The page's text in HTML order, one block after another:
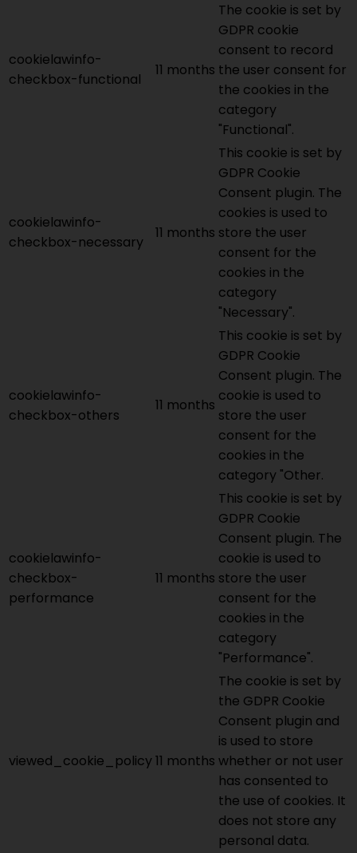
cookielawinfo-
checkbox-functional
11 months
The cookie is set by
GDPR cookie
consent to record
the user consent for
the cookies in the
category
"Functional".
cookielawinfo-
checkbox-necessary
11 months
This cookie is set by
GDPR Cookie
Consent plugin. The
cookies is used to
store the user
consent for the
cookies in the
category
"Necessary".
cookielawinfo-
checkbox-others
11 months
This cookie is set by
GDPR Cookie
Consent plugin. The
cookie is used to
store the user
consent for the
cookies in the
category "Other.
cookielawinfo-
checkbox-
performance
11 months
This cookie is set by
GDPR Cookie
Consent plugin. The
cookie is used to
store the user
consent for the
cookies in the
category
"Performance".
viewed_cookie_policy11 months
The cookie is set by
the GDPR Cookie
Consent plugin and
is used to store
whether or not user
has consented to
the use of cookies. It
does not store any
personal data.